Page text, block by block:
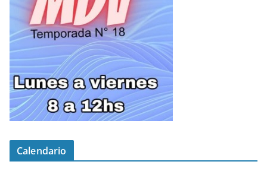
Calendario